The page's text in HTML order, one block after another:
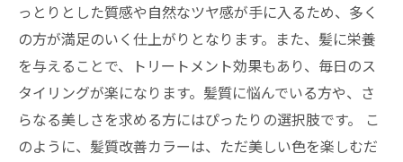
っとりとした質感や自然なツヤ感が手に入るため、多く
の方が満足のいく仕上がりとなります。また、髪に栄養
を与えることで、トリートメント効果もあり、毎日のス
タイリングが楽になります。髪質に悩んでいる方や、さ
らなる美しさを求める方にはぴったりの選択肢です。 こ
のように、髪質改善カラーは、ただ美しい色を楽しむだ